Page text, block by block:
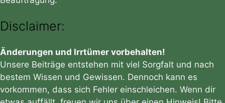
Disclaimer:
Änderungen und Irrtümer vorbehalten!
Unsere Beiträge entstehen mit viel Sorgfalt und nach
bestem Wissen und Gewissen. Dennoch kann es
vorkommen, dass sich Fehler einschleichen. Wenn dir